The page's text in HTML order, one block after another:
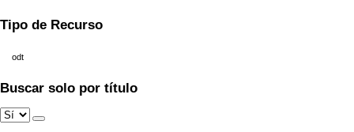
Tipo de Recurso
odt
Buscar solo por título